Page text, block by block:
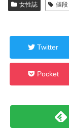
女性誌 値段
Twitter
Pocket